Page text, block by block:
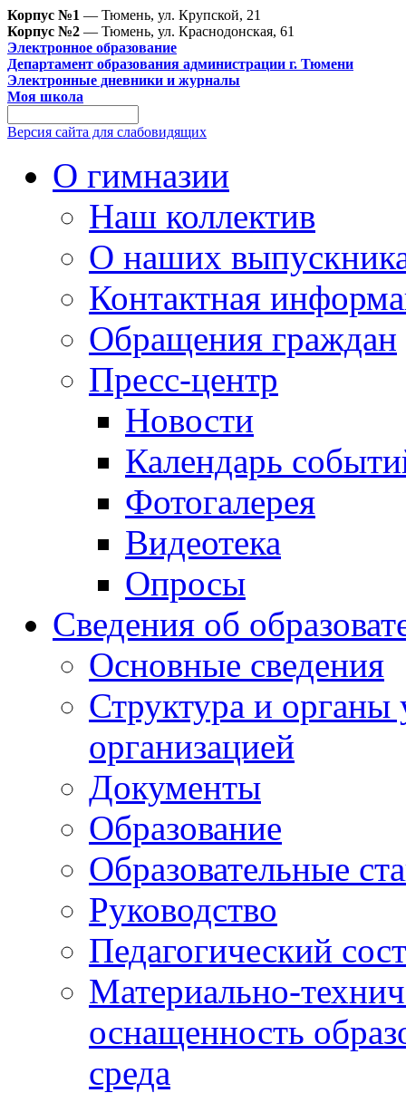
Корпус №1 — Тюмень, ул. Крупской, 21
Корпус №2 — Тюмень, ул. Краснодонская, 61
Электронное образование
Департамент образования администрации г. Тюмени
Электронные дневники и журналы
Моя школа
Версия сайта для слабовидящих
О гимназии
Наш коллектив
О наших
Контактная
Обращения граждан
Пресс-центр
Новости
Календарь
Фотогалерея
Видеотека
Опросы
Сведения об
Основные сведения
Структура и органы
организацией
Документы
Образование
Образовательные
Руководство
Педагогический
Материально-
оснащенность
среда